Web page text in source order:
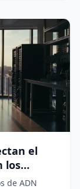
el
los
de ADN